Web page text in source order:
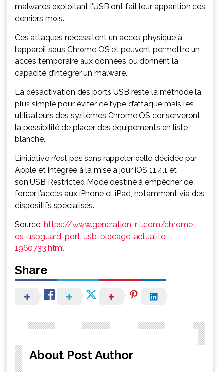
malwares exploitant l’USB ont fait leur apparition ces
derniers mois.
Ces attaques nécessitent un accès physique à
l’appareil sous Chrome OS et peuvent permettre un
accès temporaire aux données ou donnent la
capacité d’intégrer un malware.
La désactivation des ports USB reste la méthode la
plus simple pour éviter ce type d’attaque mais les
utilisateurs des systèmes Chrome OS conserveront
la possibilité de placer des équipements en liste
blanche.
L’initiative n’est pas sans rappeler celle décidée par
Apple et intégrée à la mise à jour iOS 11.4.1 et
son USB Restricted Mode destiné à empêcher de
forcer l’accès aux iPhone et iPad, notamment via des
dispositifs spécialisés.
Source: https://www.generation-nt.com/chrome-
os-usbguard-port-usb-blocage-actualite-
1960733.html
Share
About Post Author